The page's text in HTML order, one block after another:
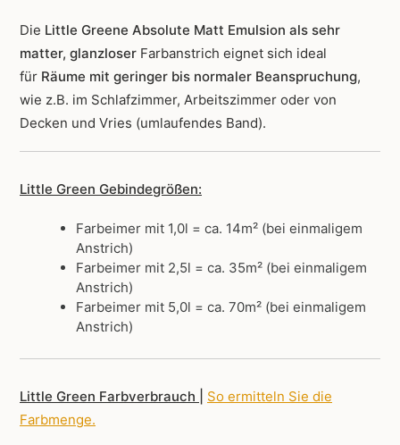
Die Little Greene Absolute Matt Emulsion als sehr
matter, glanzloser Farbanstrich eignet sich ideal
für Räume mit geringer bis normaler Beanspruchung,
wie z.B. im Schlafzimmer, Arbeitszimmer oder von
Decken und Vries (umlaufendes Band).
Little Green Gebindegrößen:
Farbeimer mit 1,0l = ca. 14m² (bei einmaligem
Anstrich)
Farbeimer mit 2,5l = ca. 35m² (bei einmaligem
Anstrich)
Farbeimer mit 5,0l = ca. 70m² (bei einmaligem
Anstrich)
Little Green Farbverbrauch |
So ermitteln Sie die
Farbmenge.